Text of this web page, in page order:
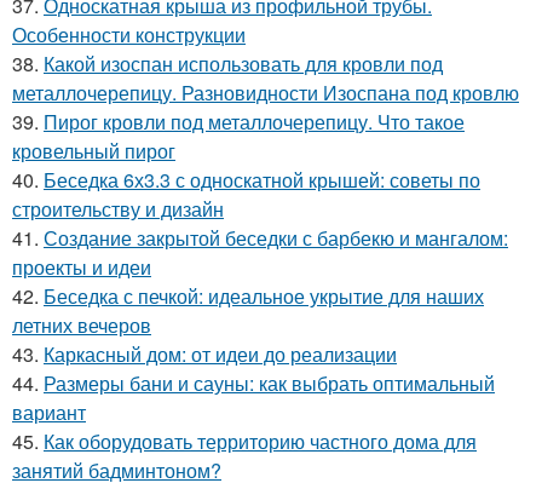
Особенности конструкции
38. Какой изоспан использовать для кровли под
металлочерепицу. Разновидности Изоспана под кровлю
39. Пирог кровли под металлочерепицу. Что такое
кровельный пирог
40. Беседка 6х3.3 с односкатной крышей: советы по
строительству и дизайн
41. Создание закрытой беседки с барбекю и мангалом:
проекты и идеи
42. Беседка с печкой: идеальное укрытие для наших
летних вечеров
43. Каркасный дом: от идеи до реализации
44. Размеры бани и сауны: как выбрать оптимальный
вариант
45. Как оборудовать территорию частного дома для
занятий бадминтоном?